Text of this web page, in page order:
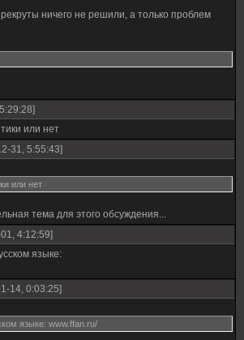
ничего не решили, а только проблем
или нет
31, 5:55:43]
или нет
тема для этого обсуждения...
4:12:59]
языке:
14, 0:03:25]
языке: www.ffan.ru/